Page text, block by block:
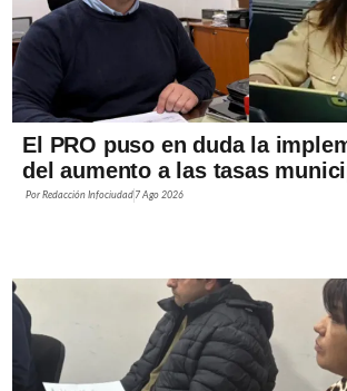
El PRO puso en duda la
del aumento a las tasas
PorRedacción Infociudad 7 Ago 2026